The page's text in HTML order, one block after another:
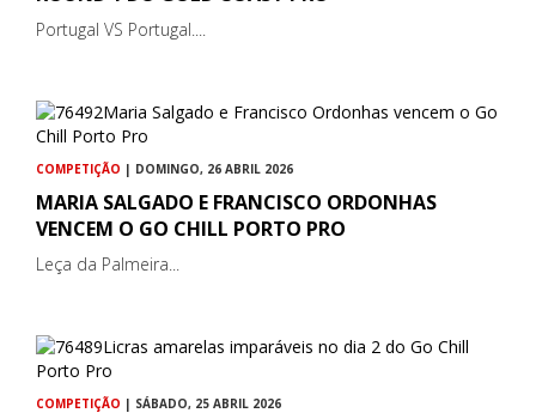
Portugal VS Portugal....
COMPETIÇÃO | DOMINGO, 26 ABRIL 2026
MARIA SALGADO E FRANCISCO ORDONHAS
VENCEM O GO CHILL PORTO PRO
Leça da Palmeira...
COMPETIÇÃO | SÁBADO, 25 ABRIL 2026